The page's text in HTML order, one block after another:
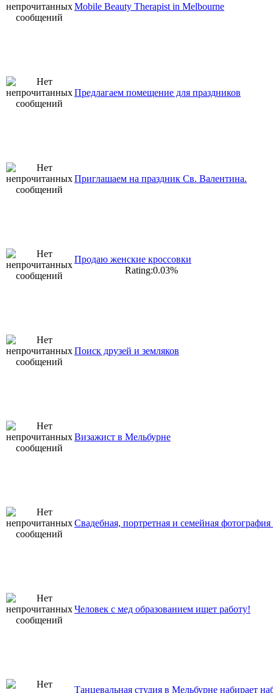
Mobile Beauty Therapist in Melbourne
Предлагаем помещение для праздников
Приглашаем на праздник Св. Валентина.
Продаю женские кроссовки
Rating:0.03%
Поиск друзей и земляков
Визажист в Мельбурне
Свадебная, портретная и семейная
Человек с мед образованием ищет работу!
Танцевальная студия в Мельбурне набирает